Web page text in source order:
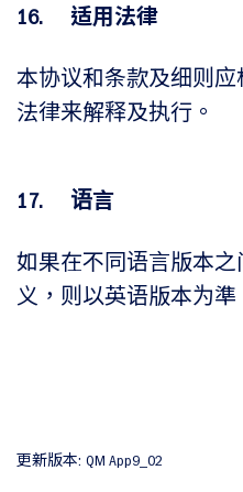
16. 适用法律
本协议和条款及细则
法律来解释及执行。
17. 语言
如果在不同语言版本
义，则以英语版本为準
更新版本: QM App9_02